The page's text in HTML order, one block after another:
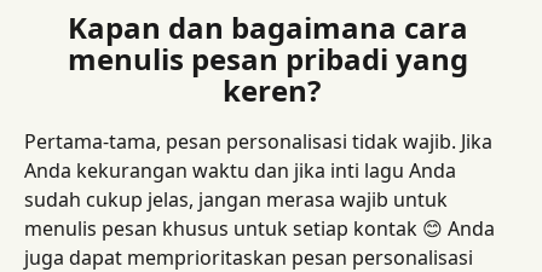
Kapan dan bagaimana cara
menulis pesan pribadi yang
keren?
Pertama-tama, pesan personalisasi tidak wajib. Jika
Anda kekurangan waktu dan jika inti lagu Anda
sudah cukup jelas, jangan merasa wajib untuk
menulis pesan khusus untuk setiap kontak 😊 Anda
juga dapat memprioritaskan pesan personalisasi